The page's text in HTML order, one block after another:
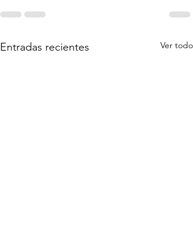
Entradas recientes Ver todo